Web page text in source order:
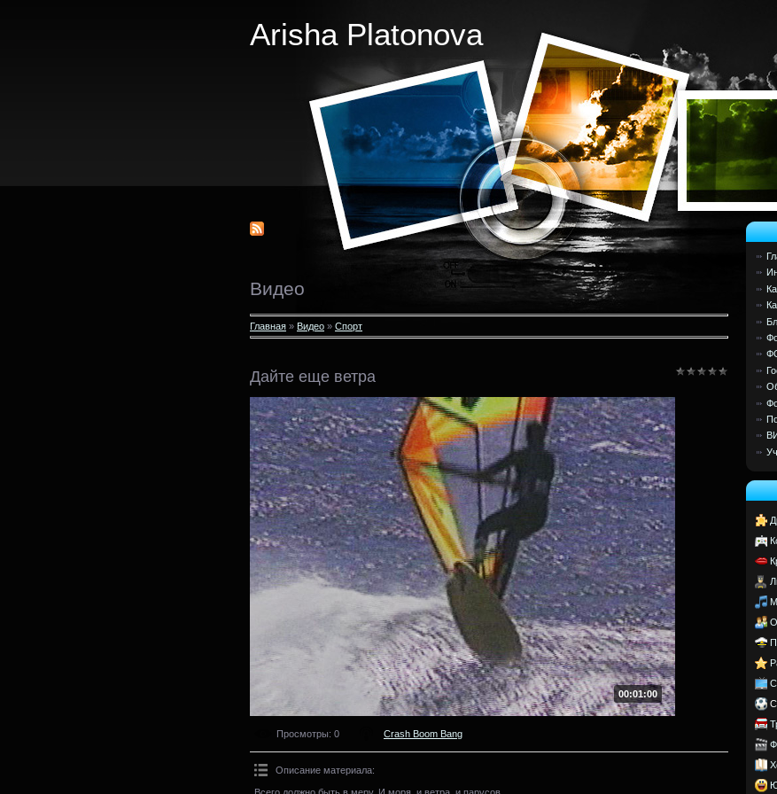
Arisha Platonova
Видео
Главная » Видео » Спорт
Дайте еще ветра
00:01:00
Просмотры: 0 Crash Boom Bang
Описание материала:
Всего должно быть в меру. И моря, и ветра, и парусов.